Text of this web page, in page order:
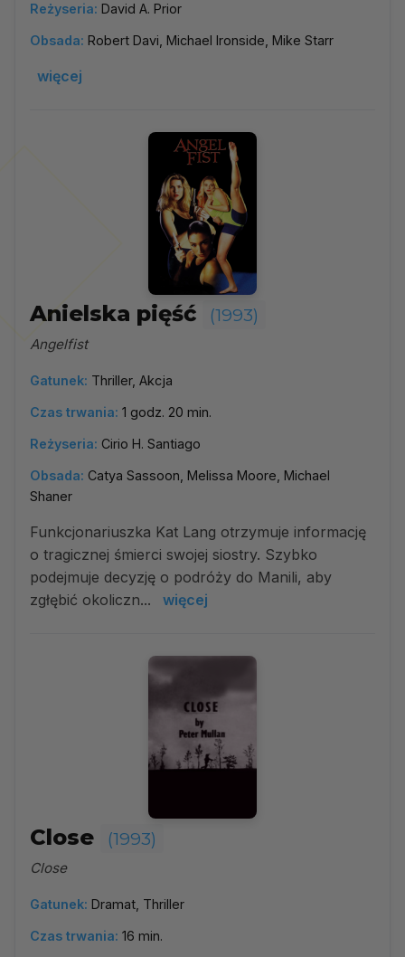
Reżyseria: David A. Prior
Obsada: Robert Davi, Michael Ironside, Mike Starr
więcej
Anielska pięść (1993)
Angelfist
Gatunek: Thriller, Akcja
Czas trwania: 1 godz. 20 min.
Reżyseria: Cirio H. Santiago
Obsada: Catya Sassoon, Melissa Moore, Michael
Shaner
Funkcjonariuszka Kat Lang otrzymuje informację
o tragicznej śmierci swojej siostry. Szybko
podejmuje decyzję o podróży do Manili, aby
zgłębić okoliczn...
więcej
Close (1993)
Close
Gatunek: Dramat, Thriller
Czas trwania: 16 min.